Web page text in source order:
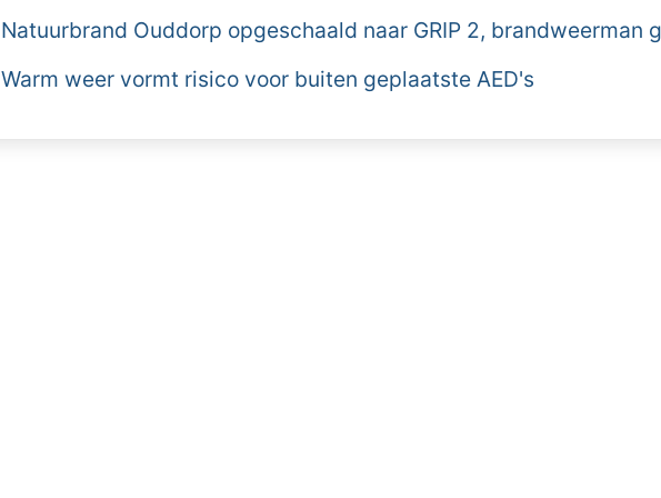
Natuurbrand Ouddorp opgeschaald naar GRIP 2, brandweerman
Warm weer vormt risico voor buiten geplaatste AED's